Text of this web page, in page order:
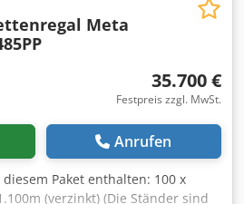
Meta
35.700 €
Festpreis zzgl. MwSt.
Anrufen
diesem Paket enthalten: 100 x
(verzinkt) (Die Ständer sind